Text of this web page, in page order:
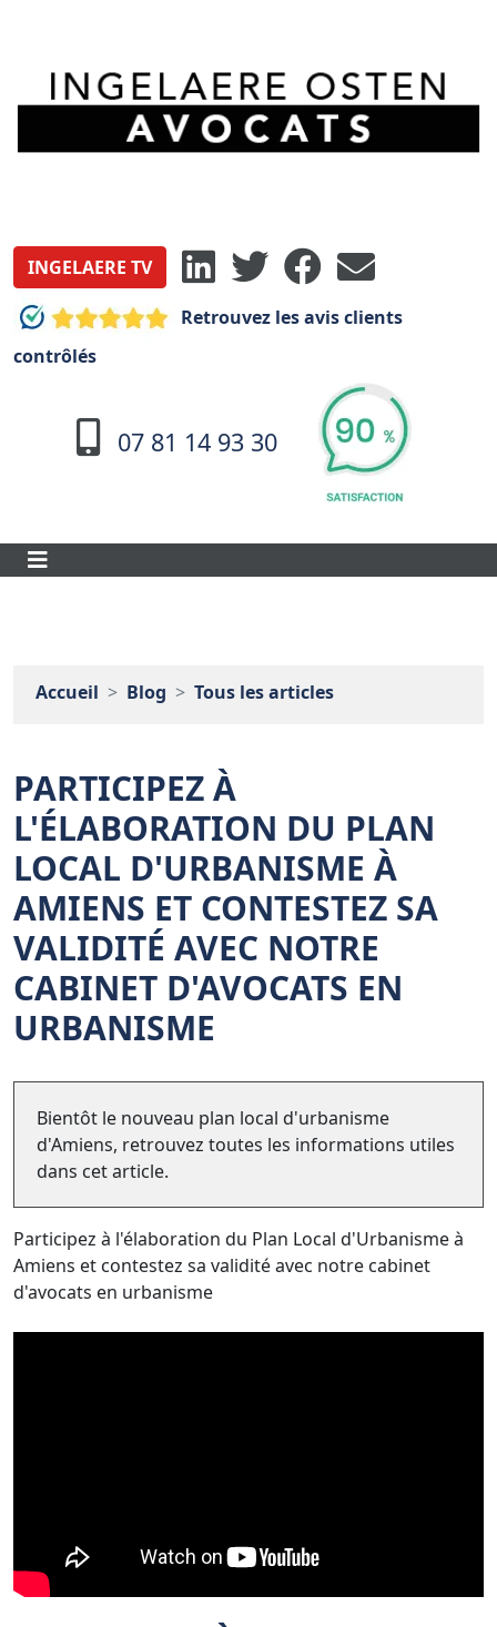
INGELAERE TV
Retrouvez les avis clients
contrôlés
07 81 14 93 30
Accueil Blog Tous les articles
PARTICIPEZ À
L'ÉLABORATION DU PLAN
LOCAL D'URBANISME À
AMIENS ET CONTESTEZ SA
VALIDITÉ AVEC NOTRE
CABINET D'AVOCATS EN
URBANISME
Bientôt le nouveau plan local d'urbanisme
d'Amiens, retrouvez toutes les informations utiles
dans cet article.
Participez à l'élaboration du Plan Local d'Urbanisme à
Amiens et contestez sa validité avec notre cabinet
d'avocats en urbanisme